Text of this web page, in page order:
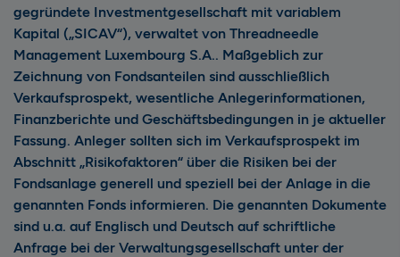
gegründete Investmentgesellschaft mit variablem
Kapital („SICAV“), verwaltet von Threadneedle
Management Luxembourg S.A.. Maßgeblich zur
Zeichnung von Fondsanteilen sind ausschließlich
Verkaufsprospekt, wesentliche Anlegerinformationen,
Finanzberichte und Geschäftsbedingungen in je aktueller
Fassung. Anleger sollten sich im Verkaufsprospekt im
Abschnitt „Risikofaktoren“ über die Risiken bei der
Fondsanlage generell und speziell bei der Anlage in die
genannten Fonds informieren. Die genannten Dokumente
sind u.a. auf Englisch und Deutsch auf schriftliche
Anfrage bei der Verwaltungsgesellschaft unter der